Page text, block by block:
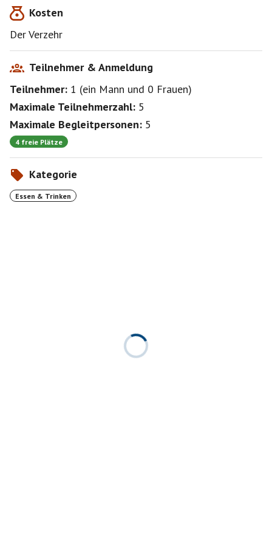
Kosten
Der Verzehr
Teilnehmer & Anmeldung
Teilnehmer: 1 (ein Mann und 0 Frauen)
Maximale Teilnehmerzahl: 5
Maximale Begleitpersonen: 5
4 freie Plätze
Kategorie
Essen & Trinken